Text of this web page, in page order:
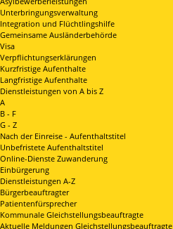
Unterbringungsverwaltung
Integration und Flüchtlingshilfe
Gemeinsame Ausländerbehörde
Visa
Verpflichtungserklärungen
Kurzfristige Aufenthalte
Langfristige Aufenthalte
Dienstleistungen von A bis Z
A
B - F
G - Z
Nach der Einreise - Aufenthaltstitel
Unbefristete Aufenthaltstitel
Online-Dienste Zuwanderung
Einbürgerung
Dienstleistungen A-Z
Bürgerbeauftragter
Patientenfürsprecher
Kommunale Gleichstellungsbeauftragte
Aktuelle Meldungen Gleichstellungsbeauftragte